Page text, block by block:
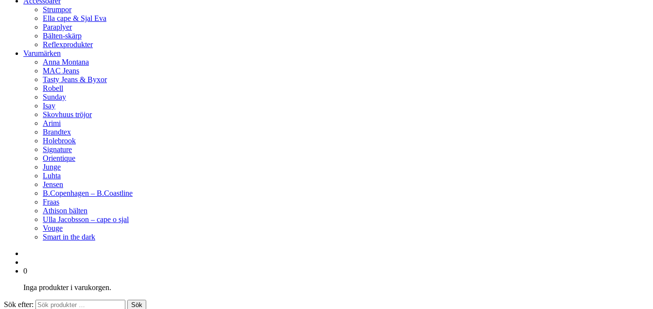
Strumpor
Ella cape & Sjal Eva
Paraplyer
Bälten-skärp
Reflexprodukter
Varumärken
Anna Montana
MAC Jeans
Tasty Jeans & Byxor
Robell
Sunday
Isay
Skovhuus tröjor
Arimi
Brandtex
Holebrook
Signature
Orientique
Junge
Luhta
Jensen
B.Copenhagen – B.Coastline
Fraas
Athison bälten
Ulla Jacobsson – cape o sjal
Vouge
Smart in the dark
0
Inga produkter i varukorgen.
Sök efter: Sök